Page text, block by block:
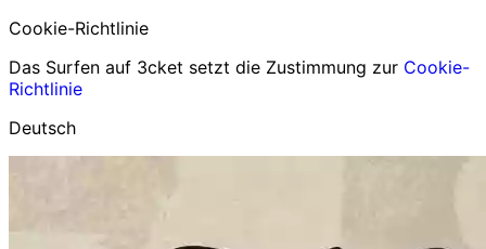
Cookie-Richtlinie
Das Surfen auf 3cket setzt die Zustimmung zur Cookie-
Richtlinie
Deutsch